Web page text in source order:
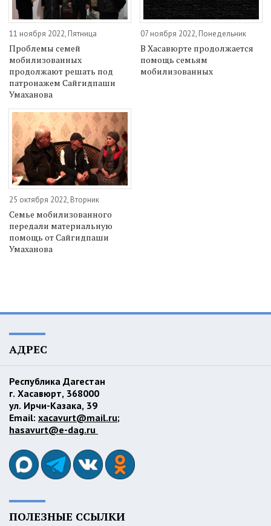
11 ноября 2022, Пятница
Проблемы семей
мобилизованных
продолжают решать под
патронажем Сайгидпаши
Умаханова
07 ноября 2022, Понедельник
В Хасавюрте продолжается
помощь семьям
мобилизованных
25 октября 2022, Вторник
Семье мобилизованного
передали материальную
помощь от Сайгидпаши
Умаханова
АДРЕС
Республика Дагестан
г. Хасавюрт, 368000
ул. Ирчи-Казака, 39
Email: xacavurt@mail.ru;
hasavurt@e-dag.ru
ПОЛЕЗНЫЕ ССЫЛКИ